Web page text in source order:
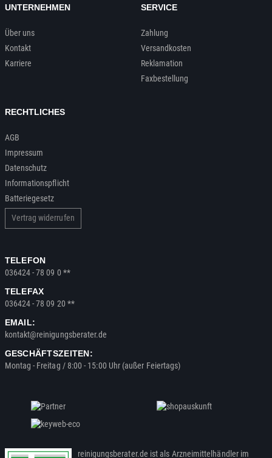
UNTERNEHMEN
Über uns
Kontakt
Karriere
SERVICE
Zahlung
Versandkosten
Reklamation
Faxbestellung
RECHTLICHES
AGB
Impressum
Datenschutz
Informationspflicht
Batteriegesetz
Vertrag widerrufen
TELEFON
036424 - 78 09 0 **
TELEFAX
036424 - 78 09 20 **
EMAIL:
kontakt@reinigungsberater.de
GESCHÄFTSZEITEN:
Montag - Freitag / 8:00 - 15:00 Uhr (außer Feiertags)
reinigungsberater.de ist als Arzneimittelhändler im